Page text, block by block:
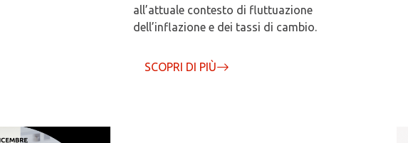
all’attuale contesto di fluttuazione
dell’inflazione e dei tassi di cambio.
SCOPRI DI PIÙ